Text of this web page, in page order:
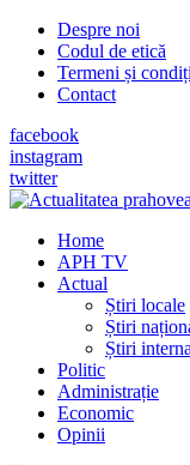
Despre noi
Codul de etică
Termeni și
Contact
facebook
instagram
twitter
Home
APH TV
Actual
Știri locale
Știri
Știri
Politic
Administrație
Economic
Opinii